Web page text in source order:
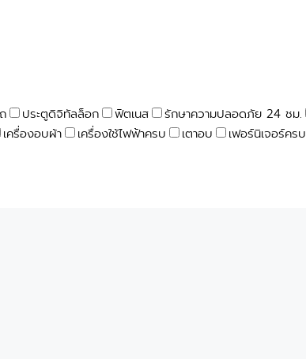
ประตูดิจิทัลล็อก ฟิตเนส รักษาความปลอดภัย 24 ชม.
เครื่องอบผ้า เครื่องใช้ไฟฟ้าครบ เตาอบ เฟอร์นิเจอร์ครบ